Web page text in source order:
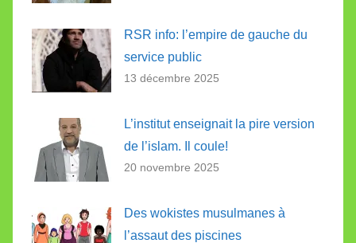
RSR info: l’empire de gauche du
service public
13 décembre 2025
L’institut enseignait la pire version
de l’islam. Il coule!
20 novembre 2025
Des wokistes musulmanes à
l’assaut des piscines